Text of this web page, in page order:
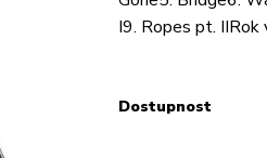
I9. Ropes pt. IIRok
Dostupnost